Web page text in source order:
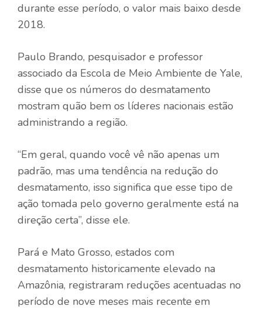
durante esse período, o valor mais baixo desde
2018.
Paulo Brando, pesquisador e professor
associado da Escola de Meio Ambiente de Yale,
disse que os números do desmatamento
mostram quão bem os líderes nacionais estão
administrando a região.
“Em geral, quando você vê não apenas um
padrão, mas uma tendência na redução do
desmatamento, isso significa que esse tipo de
ação tomada pelo governo geralmente está na
direção certa”, disse ele.
Pará e Mato Grosso, estados com
desmatamento historicamente elevado na
Amazônia, registraram reduções acentuadas no
período de nove meses mais recente em